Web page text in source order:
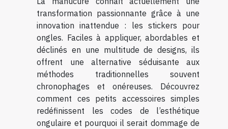
transformation passionnante grâce à une
innovation inattendue : les stickers pour
ongles. Faciles à appliquer, abordables et
déclinés en une multitude de designs, ils
offrent une alternative séduisante aux
méthodes traditionnelles souvent
chronophages et onéreuses. Découvrez
comment ces petits accessoires simples
redéfinissent les codes de l’esthétique
ongulaire et pourquoi il serait dommage de